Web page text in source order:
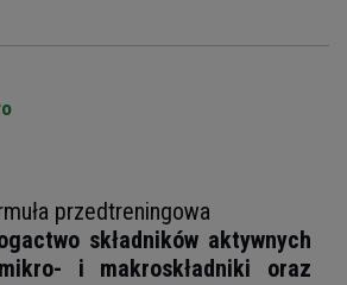
przedtreningowa
składników aktywnych
i makroskładniki oraz